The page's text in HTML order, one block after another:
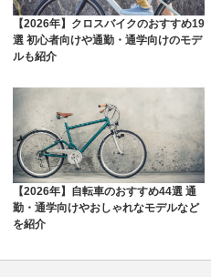
【2026年】クロスバイクのおすすめ19
選 初心者向けや通勤・通学向けのモデ
ルも紹介
【2026年】自転車のおすすめ44選 通
勤・通学向けやおしゃれなモデルなど
を紹介